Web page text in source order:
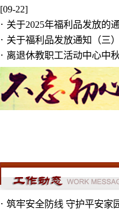
[09-22]
· 关于2025年福利品发放的
· 关于福利品发放通知（三
· 离退休教职工活动中心中
· 筑牢安全防线 守护平安